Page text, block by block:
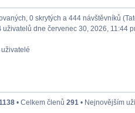
0 skrytých a 444 návštěvníků
uživatelů dne červenec 30, 2026, 11:44
• Celkem členů 291 • Nejnovějším